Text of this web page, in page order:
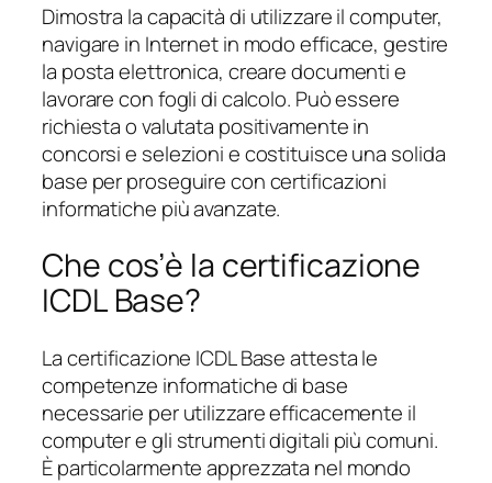
Dimostra la capacità di utilizzare il computer,
navigare in Internet in modo efficace, gestire
la posta elettronica, creare documenti e
lavorare con fogli di calcolo. Può essere
richiesta o valutata positivamente in
concorsi e selezioni e costituisce una solida
base per proseguire con certificazioni
informatiche più avanzate.
Che cos’è la certificazione
ICDL Base?
La certificazione ICDL Base attesta le
competenze informatiche di base
necessarie per utilizzare efficacemente il
computer e gli strumenti digitali più comuni.
È particolarmente apprezzata nel mondo